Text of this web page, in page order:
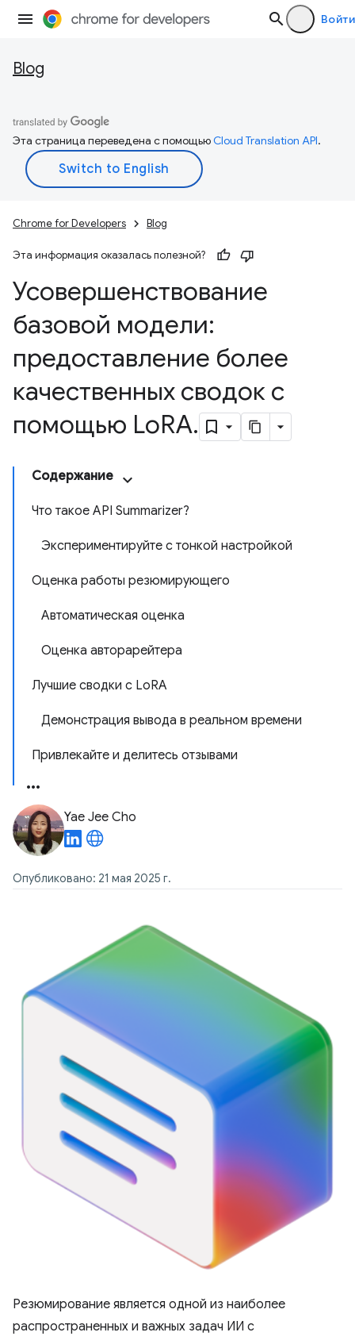
Войти
Blog
Эта страница переведена с помощьюCloud Translation API.
Chrome for Developers Blog
Эта информация оказалась полезной?
Усовершенствование
базовой модели:
предоставление более
качественных сводок с
помощью LoRA.
Содержание
Что такое API Summarizer?
Экспериментируйте с тонкой настройкой
Оценка работы резюмирующего
Автоматическая оценка
Оценка авторарейтера
Лучшие сводки с LoRA
Демонстрация вывода в реальном времени
Привлекайте и делитесь отзывами
Yae Jee Cho
Опубликовано: 21 мая 2025 г.
Резюмирование является одной из наиболее
распространенных и важных задач ИИ с